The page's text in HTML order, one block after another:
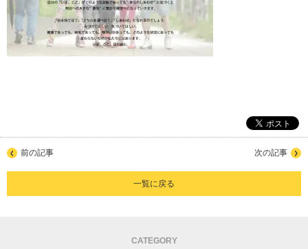
前の記事
一覧に戻る
次の記事
CATEGORY